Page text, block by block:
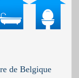
de Belgique